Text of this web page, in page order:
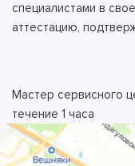
специалистами в
аттестацию,
Мастер сервисного
течение 1 часа